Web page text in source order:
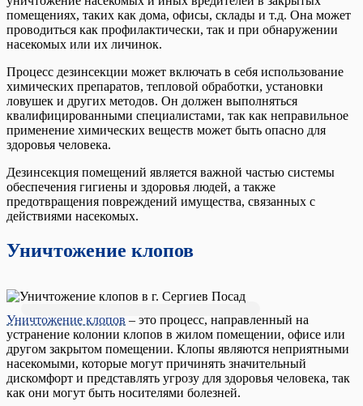
помещениях, таких как дома, офисы, склады и т.д. Она может
проводиться как профилактически, так и при обнаружении
насекомых или их личинок.
Процесс дезинсекции может включать в себя использование
химических препаратов, тепловой обработки, установки
ловушек и других методов. Он должен выполняться
квалифицированными специалистами, так как неправильное
применение химических веществ может быть опасно для
здоровья человека.
Дезинсекция помещений является важной частью системы
обеспечения гигиены и здоровья людей, а также
предотвращения повреждений имущества, связанных с
действиями насекомых.
Уничтожение клопов
Уничтожение клопов – это процесс, направленный на
устранение колонии клопов в жилом помещении, офисе или
другом закрытом помещении. Клопы являются неприятными
насекомыми, которые могут причинять значительный
дискомфорт и представлять угрозу для здоровья человека, так
как они могут быть носителями болезней.